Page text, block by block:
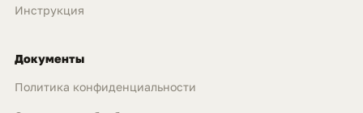
Инструкция
Документы
Политика конфиденциальности